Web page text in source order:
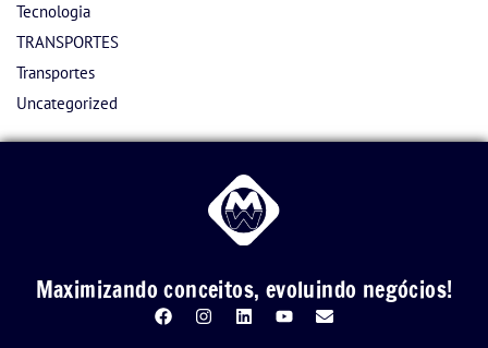
Tecnologia
TRANSPORTES
Transportes
Uncategorized
Maximizando conceitos, evoluindo negócios!